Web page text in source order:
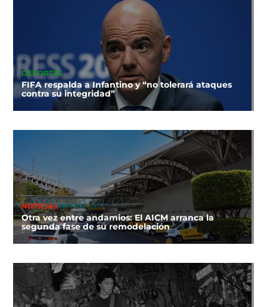
DEPORTES
FIFA respalda a Infantino y “no tolerará ataques
contra su integridad”
NOTICIAS
Otra vez entre andamios: El AICM arranca la
segunda fase de su remodelación